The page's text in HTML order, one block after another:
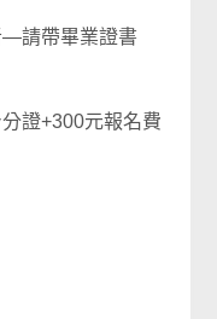
請帶畢業證書
證+300元報名費